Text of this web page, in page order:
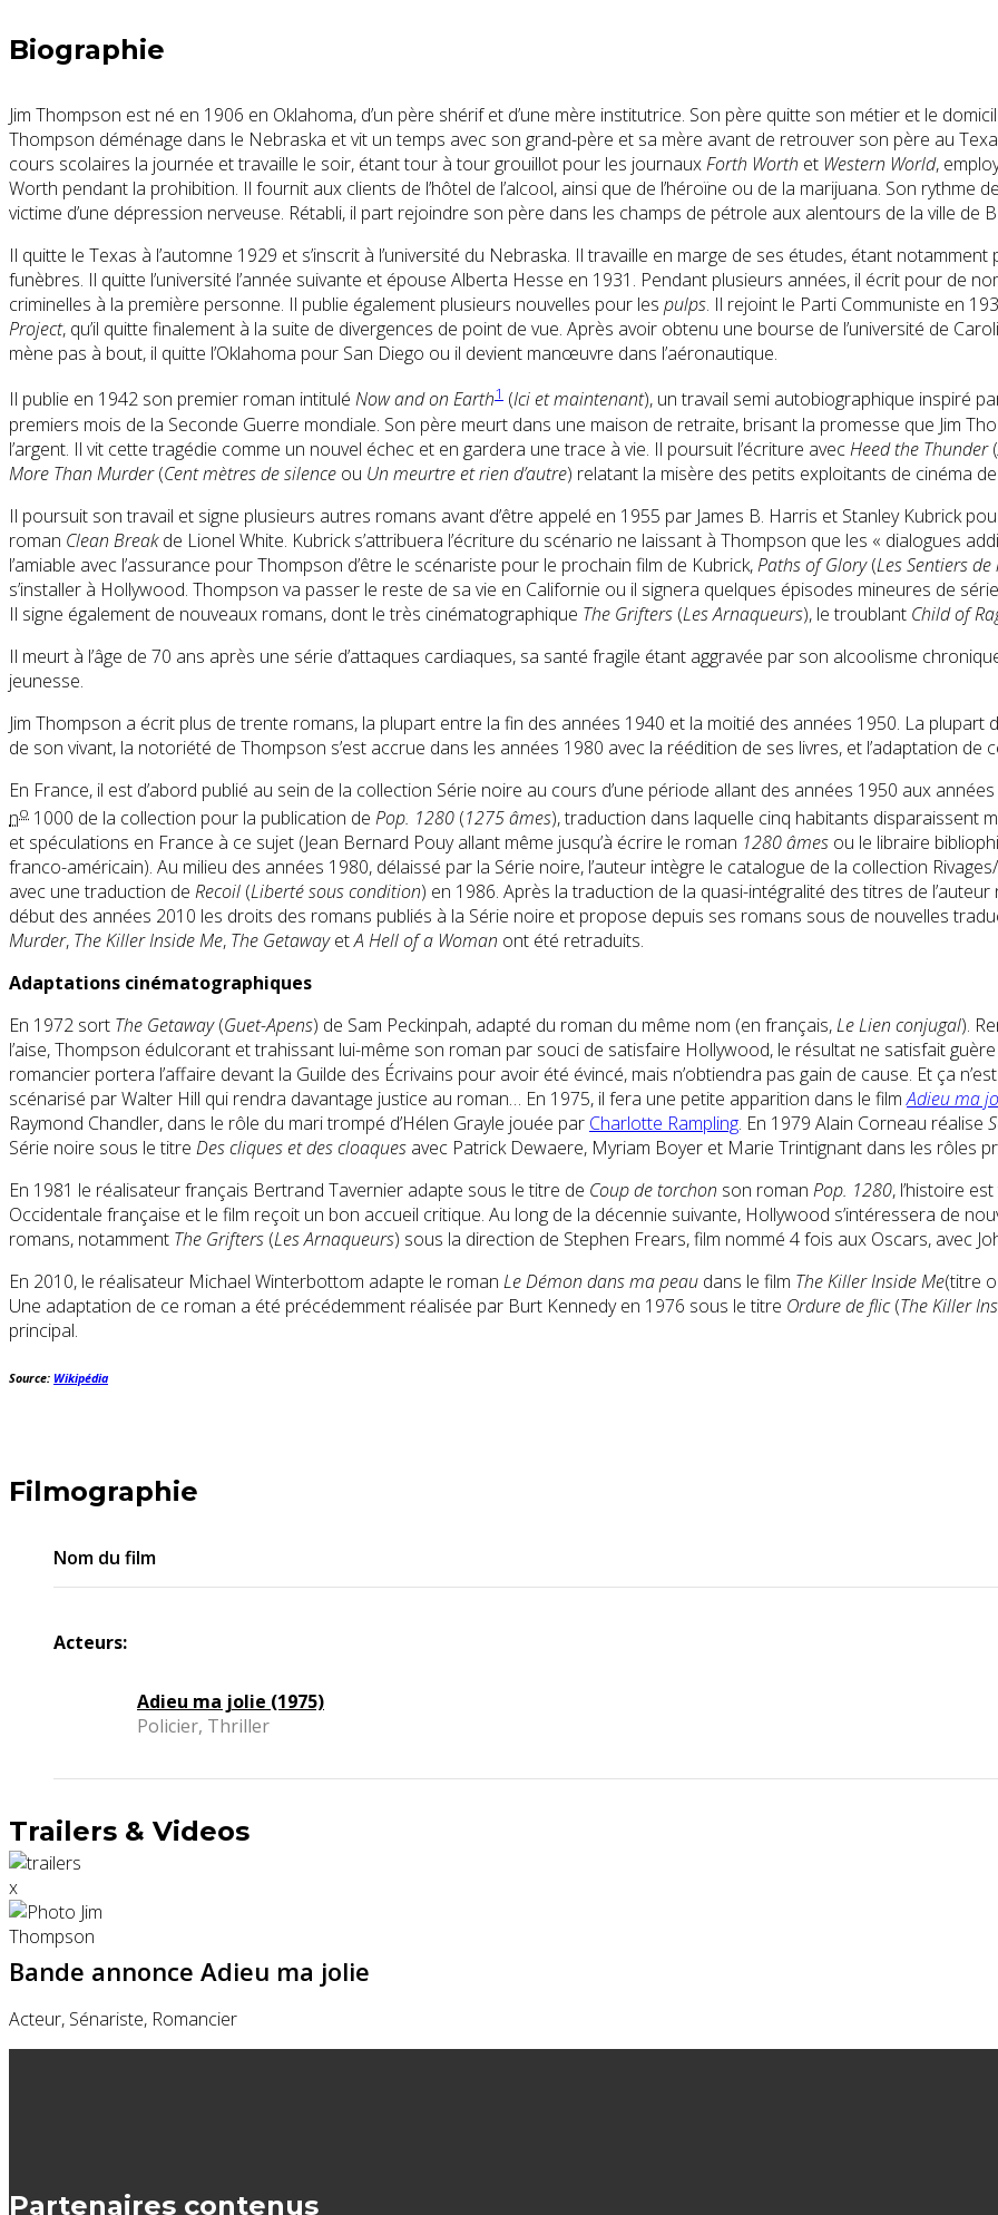
Biographie
Jim Thompson est né en 1906 en Oklahoma, d’un père shérif et d’une mère institutrice. Son père quitte son métier et le
Thompson déménage dans le Nebraska et vit un temps avec son grand-père et sa mère avant de retrouver son père au
cours scolaires la journée et travaille le soir, étant tour à tour grouillot pour les journauxForth Worth et Western World,
Worth pendant la prohibition. Il fournit aux clients de l’hôtel de l’alcool, ainsi que de l’héroïne ou de la marijuana. Son rythme
victime d’une dépression nerveuse. Rétabli, il part rejoindre son père dans les champs de pétrole aux alentours de la ville de
Il quitte le Texas à l’automne 1929 et s’inscrit à l’université du Nebraska. Il travaille en marge de ses études, étant
funèbres. Il quitte l’université l’année suivante et épouse Alberta Hesse en 1931. Pendant plusieurs années, il écrit pour de
criminelles à la première personne. Il publie également plusieurs nouvelles pour les pulps. Il rejoint le Parti Communiste en
Project, qu’il quitte finalement à la suite de divergences de point de vue. Après avoir obtenu une bourse de l’université de
mène pas à bout, il quitte l’Oklahoma pour San Diego ou il devient manœuvre dans l’aéronautique.
Il publie en 1942 son premier roman intitulé Now and on Earth1 (Ici et maintenant), un travail semi autobiographique inspiré
premiers mois de la Seconde Guerre mondiale. Son père meurt dans une maison de retraite, brisant la promesse que Jim
l’argent. Il vit cette tragédie comme un nouvel échec et en gardera une trace à vie. Il poursuit l’écriture avecHeed the Thunder(
More Than Murder(Cent mètres de silence ou Un meurtre et rien d’autre) relatant la misère des petits exploitants de cinéma
Il poursuit son travail et signe plusieurs autres romans avant d’être appelé en 1955 par James B. Harris et Stanley Kubrick
roman Clean Breakde Lionel White. Kubrick s’attribuera l’écriture du scénario ne laissant à Thompson que les « dialogues
l’amiable avec l’assurance pour Thompson d’être le scénariste pour le prochain film de Kubrick,Paths of Glory(Les Sentiers
s’installer à Hollywood. Thompson va passer le reste de sa vie en Californie ou il signera quelques épisodes mineures de
Il signe également de nouveaux romans, dont le très cinématographique The Grifters (Les Arnaqueurs), le troublant Child of
Il meurt à l’âge de 70 ans après une série d’attaques cardiaques, sa santé fragile étant aggravée par son alcoolisme
jeunesse.
Jim Thompson a écrit plus de trente romans, la plupart entre la fin des années 1940 et la moitié des années 1950. La
de son vivant, la notoriété de Thompson s’est accrue dans les années 1980 avec la réédition de ses livres, et l’adaptation de
En France, il est d’abord publié au sein de la collection Série noire au cours d’une période allant des années 1950 aux
no 1000 de la collection pour la publication de Pop. 1280 (1275 âmes), traduction dans laquelle cinq habitants disparaissent
et spéculations en France à ce sujet (Jean Bernard Pouy allant même jusqu’à écrire le roman 1280 âmes ou le libraire
franco-américain). Au milieu des années 1980, délaissé par la Série noire, l’auteur intègre le catalogue de la collection
avec une traduction de Recoil (Liberté sous condition) en 1986. Après la traduction de la quasi-intégralité des titres de
début des années 2010 les droits des romans publiés à la Série noire et propose depuis ses romans sous de nouvelles
Murder, The Killer Inside Me, The GetawayetA Hell of a Woman ont été retraduits.
Adaptations cinématographiques
En 1972 sort The Getaway(Guet-Apens) de Sam Peckinpah, adapté du roman du même nom (en français,Le Lien conjugal).
l’aise, Thompson édulcorant et trahissant lui-même son roman par souci de satisfaire Hollywood, le résultat ne satisfait
romancier portera l’affaire devant la Guilde des Écrivains pour avoir été évincé, mais n’obtiendra pas gain de cause. Et ça
scénarisé par Walter Hill qui rendra davantage justice au roman… En 1975, il fera une petite apparition dans le filmAdieu ma
Raymond Chandler, dans le rôle du mari trompé d’Hélen Grayle jouée par Charlotte Rampling. En 1979 Alain Corneau réalise
Série noire sous le titre Des cliques et des cloaques avec Patrick Dewaere, Myriam Boyer et Marie Trintignant dans les rôles
En 1981 le réalisateur français Bertrand Tavernier adapte sous le titre de Coup de torchon son roman Pop. 1280, l’histoire
Occidentale française et le film reçoit un bon accueil critique. Au long de la décennie suivante, Hollywood s’intéressera de
romans, notamment The Grifters (Les Arnaqueurs) sous la direction de Stephen Frears, film nommé 4 fois aux Oscars, avec
En 2010, le réalisateur Michael Winterbottom adapte le roman Le Démon dans ma peau dans le film The Killer Inside Me(titre
Une adaptation de ce roman a été précédemment réalisée par Burt Kennedy en 1976 sous le titre Ordure de flic(The Killer
principal.
Source: Wikipédia
Filmographie
Nom du film
Acteurs:
Adieu ma jolie (1975)
Policier, Thriller
Trailers & Videos
x
Bande annonce Adieu ma jolie
Acteur, Sénariste, Romancier
Partenaires contenus